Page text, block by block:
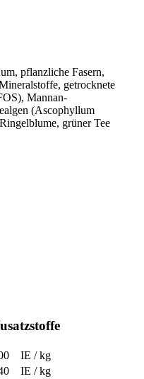
pflanzliche Fasern,
getrocknete
Mannan-
(Ascophyllum
grüner Tee
IE / kg
IE / kg